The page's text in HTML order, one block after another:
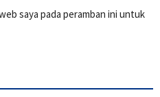
saya pada peramban ini untuk